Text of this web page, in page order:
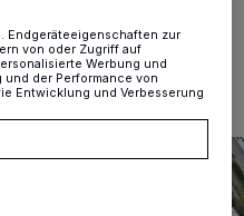
Lesezeit
Endgeräteeigenschaften zur
von oder Zugriff auf
Werbung und
der Performance von
Entwicklung und Verbesserung